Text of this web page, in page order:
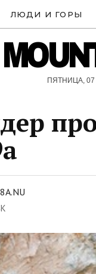
ЛЮДИ И ГОРЫ
ПЯТНИЦА, 07